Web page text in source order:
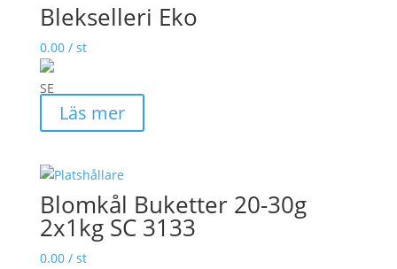
Blekselleri Eko
0.00/ st
SE
Läs mer
Blomkål Buketter 20-30g
2x1kg SC 3133
0.00/ st